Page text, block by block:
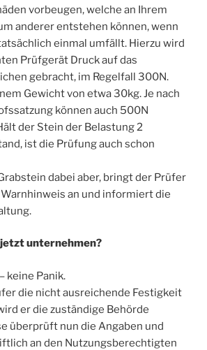
vorbeugen, welche an Ihrem
anderer entstehen können, wenn
einmal umfällt. Hierzu wird
Prüfgerät Druck auf das
gebracht, im Regelfall 300N.
Gewicht von etwa 30kg. Je nach
können auch 500N
der Stein der Belastung 2
ist die Prüfung auch schon
dabei aber, bringt der Prüfer
an und informiert die
jetzt unternehmen?
keine Panik.
die nicht ausreichende Festigkeit
er die zuständige Behörde
überprüft nun die Angaben und
an den Nutzungsberechtigten